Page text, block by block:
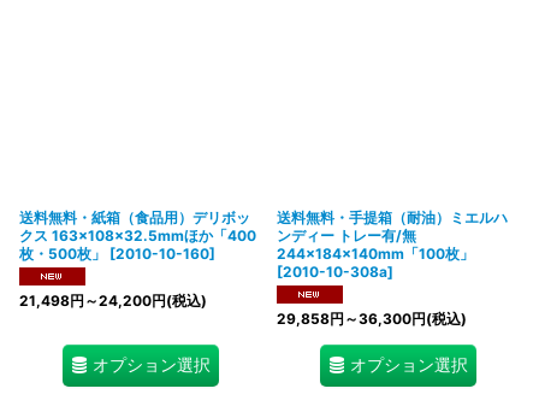
送料無料・紙箱（食品用）デリボッ
クス 163×108×32.5mmほか「400
枚・500枚」
[2010-10-160]
21,498円 ～24,200円(税込)
オプション選択
送料無料・手提箱（耐油）ミエルハ
ンディー トレー有/無
244×184×140mm「100枚」
[2010-10-308a]
29,858円 ～36,300円(税込)
オプション選択